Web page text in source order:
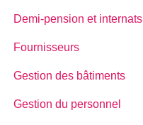
Demi-pension et internats
Fournisseurs
Gestion des bâtiments
Gestion du personnel